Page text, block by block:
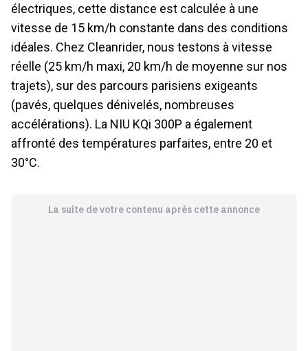
électriques, cette distance est calculée à une
vitesse de 15 km/h constante dans des conditions
idéales. Chez Cleanrider, nous testons à vitesse
réelle (25 km/h maxi, 20 km/h de moyenne sur nos
trajets), sur des parcours parisiens exigeants
(pavés, quelques dénivelés, nombreuses
accélérations). La NIU KQi 300P a également
affronté des températures parfaites, entre 20 et
30°C.
La suite de votre contenu après cette annonce